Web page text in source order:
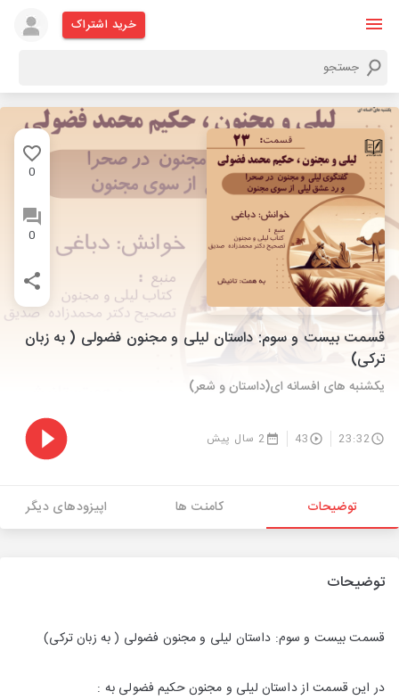
خرید اشتراک
0
0
قسمت بیست و سوم: داستان لیلی و مجنون فضولی ( به زبان
ترکی)
یکشنبه های افسانه ای(داستان و شعر)
23:32
43 2 سال پیش
توضیحات کامنت ها اپیزودهای دیگر
توضیحات
قسمت بیست و سوم: داستان لیلی و مجنون فضولی ( به زبان ترکی)
در این قسمت از داستان لیلی و مجنون حکیم فضولی به :